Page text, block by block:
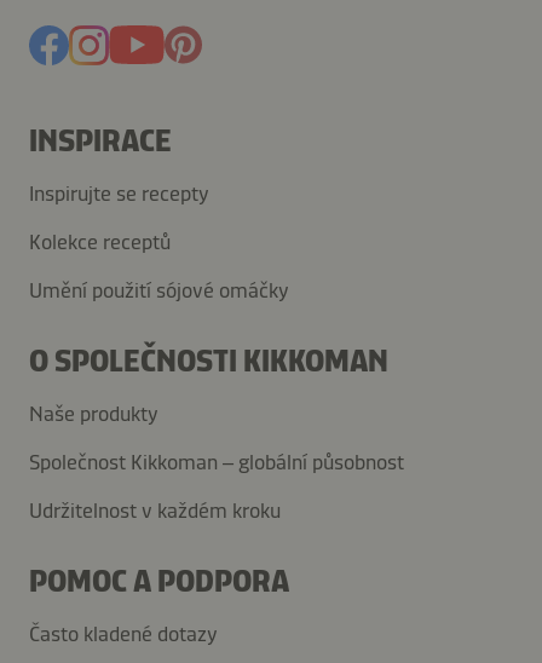
INSPIRACE
Inspirujte se recepty
Kolekce receptů
Umění použití sójové omáčky
O SPOLEČNOSTI KIKKOMAN
Naše produkty
Společnost Kikkoman – globální působnost
Udržitelnost v každém kroku
POMOC A PODPORA
Často kladené dotazy